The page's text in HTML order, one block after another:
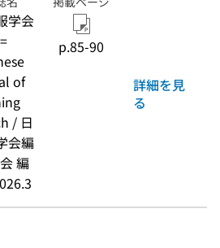
学会
of
/ 日
会編
編
p.85-90
詳細を見
る